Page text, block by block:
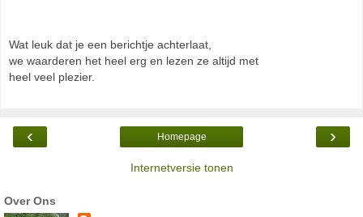
Wat leuk dat je een berichtje achterlaat,
we waarderen het heel erg en lezen ze altijd met
heel veel plezier.
‹ ›
Homepage
Internetversie tonen
Over Ons